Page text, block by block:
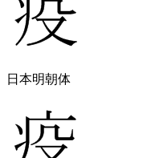
日本明朝体